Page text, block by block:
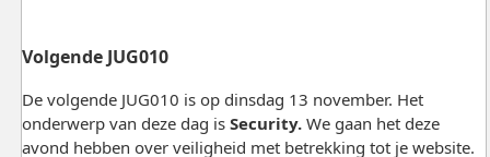
Volgende JUG010
De volgende JUG010 is op dinsdag 13 november. Het
onderwerp van deze dag is Security. We gaan het deze
avond hebben over veiligheid met betrekking tot je website.